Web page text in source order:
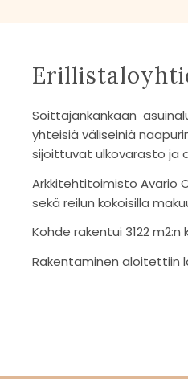
Soittajankankaan
yhteisiä väliseiniä
sijoittuvat ulkovarasto ja
Arkkitehtitoimisto Avario
sekä reilun kokoisilla
Kohde rakentui 3122
Rakentaminen aloitettiin